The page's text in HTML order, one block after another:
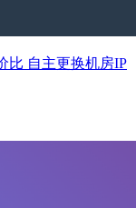
比 自主更换机房IP